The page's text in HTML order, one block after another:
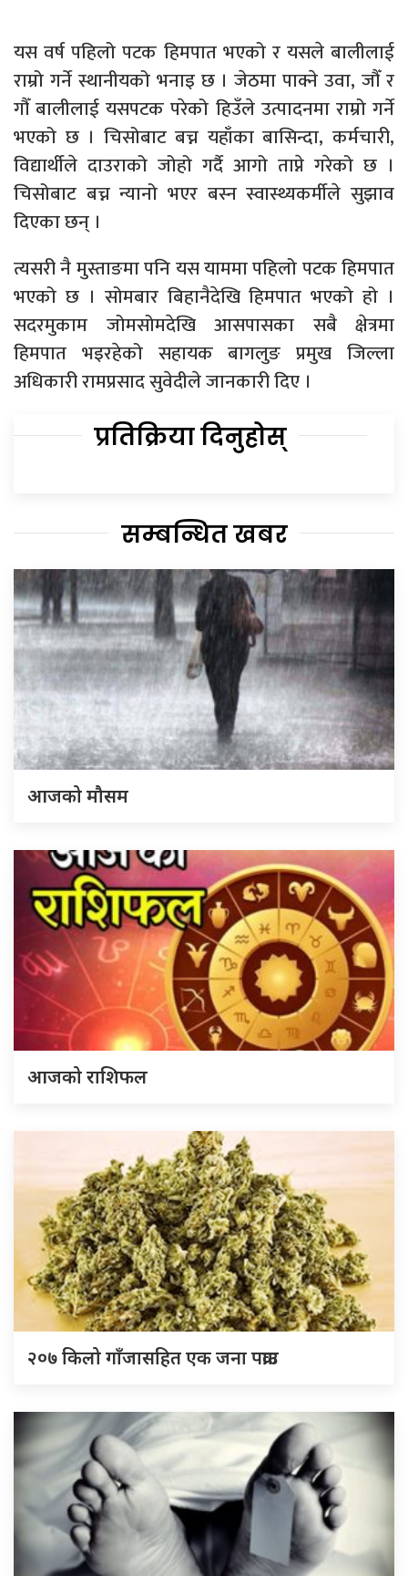
यस वर्ष पहिलो पटक हिमपात भएको र यसले बालीलाई
राम्रो गर्ने स्थानीयको भनाइ छ । जेठमा पाक्ने उवा, जौँ र
गौँ बालीलाई यसपटक परेको हिउँले उत्पादनमा राम्रो गर्ने
भएको छ । चिसोबाट बच्न यहाँका बासिन्दा, कर्मचारी,
विद्यार्थीले दाउराको जोहो गर्दै आगो ताप्ने गरेको छ ।
चिसोबाट बच्न न्यानो भएर बस्न स्वास्थ्यकर्मीले सुझाव
दिएका छन् ।
त्यसरी नै मुस्ताङमा पनि यस याममा पहिलो पटक हिमपात
भएको छ । सोमबार बिहानैदेखि हिमपात भएको हो ।
सदरमुकाम जोमसोमदेखि आसपासका सबै क्षेत्रमा
हिमपात भइरहेको सहायक बागलुङ प्रमुख जिल्ला
अधिकारी रामप्रसाद सुवेदीले जानकारी दिए ।
प्रतिक्रिया दिनुहोस्
सम्बन्धित खबर
आजको मौसम
आजको राशिफल
२०७ किलो गाँजासहित एक जना पक्राउ